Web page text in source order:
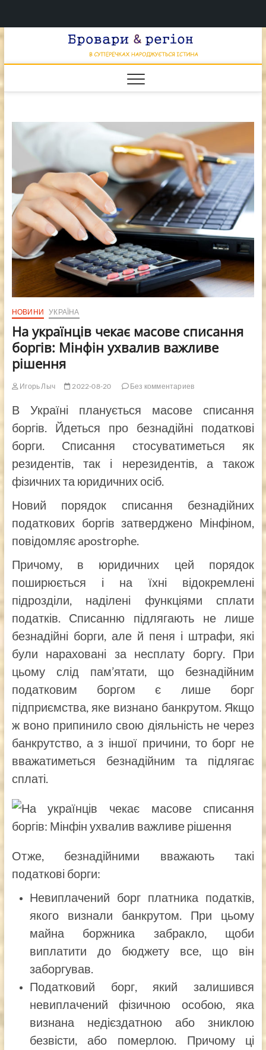
&
НАРОДЖУЄТЬСЯ
НОВИНИ УКРАЇНА
На українців чекає масове списання
боргів: Мінфін ухвалив важливе
рішення
Игорь Лыч 2022-08-20 Без комментариев
В Україні планується масове списання
боргів. Йдеться про безнадійні податкові
борги. Списання стосуватиметься як
резидентів, так і нерезидентів, а також
фізичних та юридичних осіб.
Новий порядок списання безнадійних
податкових боргів затверджено Мінфіном,
повідомляє apostrophe.
Причому, в юридичних цей порядок
поширюється і на їхні відокремлені
підрозділи, наділені функціями сплати
податків. Списанню підлягають не лише
безнадійні борги, але й пеня і штрафи, які
були нараховані за несплату боргу. При
цьому слід пам’ятати, що безнадійним
податковим боргом є лише борг
підприємства, яке визнано банкрутом. Якщо
ж воно припинило свою діяльність не через
банкрутство, а з іншої причини, то борг не
вважатиметься безнадійним та підлягає
сплаті.
Отже, безнадійними вважають такі
податкові борги:
Невиплачений борг платника податків,
якого визнали банкрутом. При цьому
майна боржника забракло, щоби
виплатити до бюджету все, що він
заборгував.
Податковий борг, який залишився
невиплачений фізичною особою, яка
визнана недієздатною або зниклою
безвісти, або померлою. Причому ці